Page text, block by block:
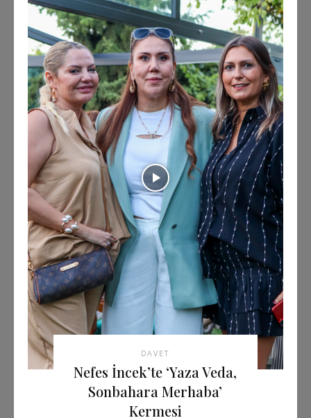
DAVET
Nefes İncek’te ‘Yaza Veda,
Sonbahara Merhaba’
Kermesi